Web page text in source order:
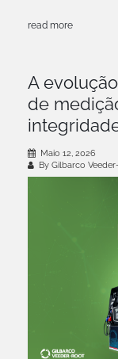
read more
A
de
Maio 12, 2026
By Gilbarco